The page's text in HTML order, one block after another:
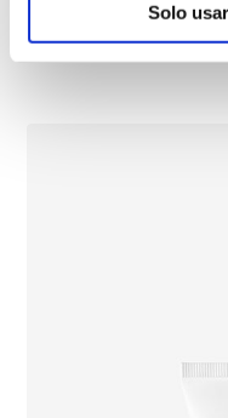
Solo
Leche Hidratante